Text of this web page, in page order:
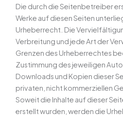
Die durch die Seitenbetreiber
Werke auf diesen Seiten
Urheberrecht. Die
Verbreitung und jede Art der
Grenzen des Urheberrechtes
Zustimmung des jeweiligen
Downloads und Kopien dieser
privaten, nicht kommerziellen
Soweit die Inhalte auf dieser
erstellt wurden, werden die